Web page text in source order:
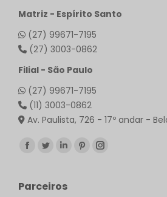
Matriz - Espírito Santo
(27) 99671-7195
(27) 3003-0862
Filial - São Paulo
(27) 99671-7195
(11) 3003-0862
Av. Paulista, 726 - 17º andar -
Encontre-nos em:
Facebook
opens
Twitter
opens
Linkedin
opens
PinterestInstagram
Parceiros